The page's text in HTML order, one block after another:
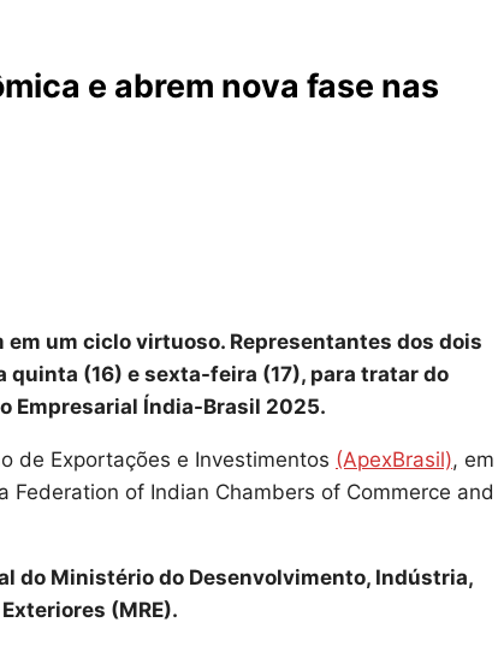
e abrem nova fase nas
um ciclo virtuoso. Representantes dos dois
quinta (16) e sexta-feira (17), para tratar do
Empresarial Índia-Brasil 2025.
de Exportações e Investimentos (ApexBrasil), em
Federation of Indian Chambers of Commerce and
do Ministério do Desenvolvimento, Indústria,
(MRE).